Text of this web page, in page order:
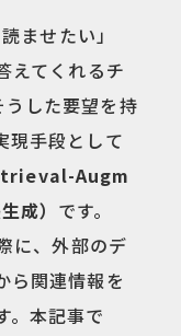
ませたい」
えてくれるチ
した要望を持
現手段として
Augm
成） です。
に、外部のデ
ら関連情報を
。本記事で